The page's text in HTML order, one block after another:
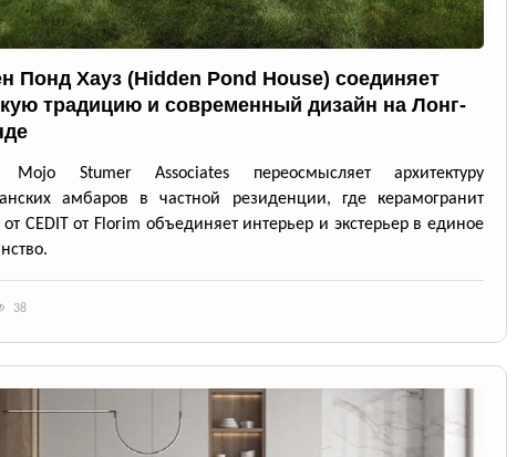
Понд Хауз (Hidden Pond House) соединяет
традицию и современный дизайн на Лонг-
Mojo Stumer Associates переосмысляет архитектуру
амбаров в частной резиденции, где керамогранит
CEDIT от Florim объединяет интерьер и экстерьер в единое
38